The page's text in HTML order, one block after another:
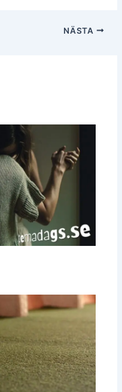
NÄSTA